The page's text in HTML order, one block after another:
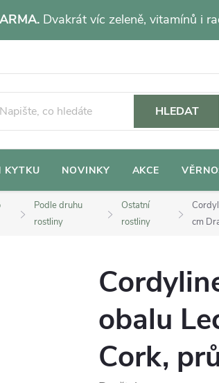
Dvakrát víc zeleně, vitamínů i
HLEDAT
KYTKU NOVINKY AKCE
Podle druhu
rostliny
Ostatní
rostliny
cm
obalu
Cork,